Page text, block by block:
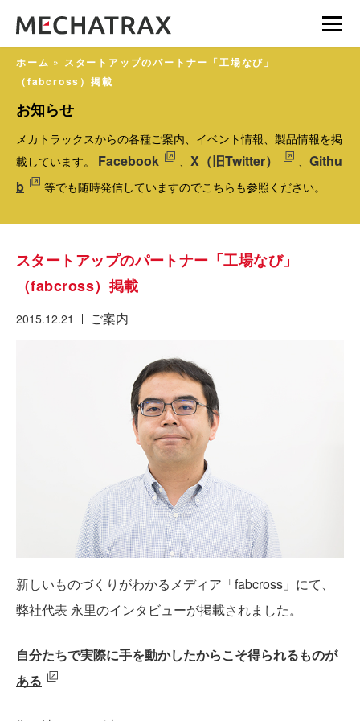
ホーム » スタートアップのパートナー「工場なび」
（fabcross）掲載
お知らせ
メカトラックスからの各種ご案内、イベント情報、製品情報を掲
載しています。
Facebook 、 X（旧Twitter） 、 Githu
b
等でも随時発信していますのでこちらも参照ください。
スタートアップのパートナー「工場なび」
（fabcross）掲載
2015.12.21 ご案内
新しいものづくりがわかるメディア「fabcross」にて、
弊社代表 永里のインタビューが掲載されました。
自分たちで実際に手を動かしたからこそ得られるものが
ある